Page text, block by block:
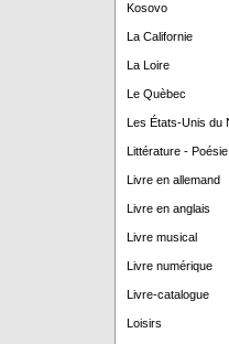
Kosovo
La Californie
La Loire
Le Quèbec
Les États-Unis du
Littérature - Poésie.
Livre en allemand
Livre en anglais
Livre musical
Livre numérique
Livre-catalogue
Loisirs